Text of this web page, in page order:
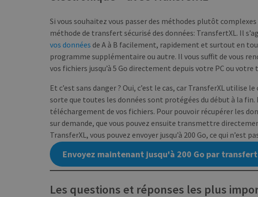
Si vous souhaitez vous passer des méthodes plutôt
méthode de transfert sécurisé des données: TransfertXL. Il
vos données de A à B facilement, rapidement et surtout en
programme supplémentaire ou autre. Il vous suffit de vous
vos fichiers jusqu’à 5 Go directement depuis votre PC ou
Et c’est sans danger ? Oui, c’est le cas, car TransferXL utilise
sorte que toutes les données sont protégées du début à la
téléchargement de vos fichiers. Pour pouvoir récupérer les
sur demande, que vous pouvez ensuite transmettre
TransferXL, vous pouvez envoyer jusqu’à 200 Go, ce qui n’est
Envoyez maintenant jusqu'à 200 Go par
Les questions et réponses les plus
CookieScriptConsent
NOM / DOMAINE
_ga_BX9T8NP35L
NOM / DOMAINE
pll_language
WP SYNTEX